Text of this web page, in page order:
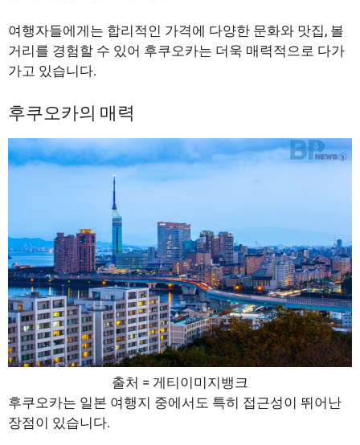
여행자들에게는 합리적인 가격에 다양한 문화와 맛집, 볼
거리를 경험할 수 있어 후쿠오카는 더욱 매력적으로 다가
가고 있습니다.
후쿠오카의 매력
출처 = 게티이미지뱅크
후쿠오카는 일본 여행지 중에서도 특히 접근성이 뛰어난
장점이 있습니다.